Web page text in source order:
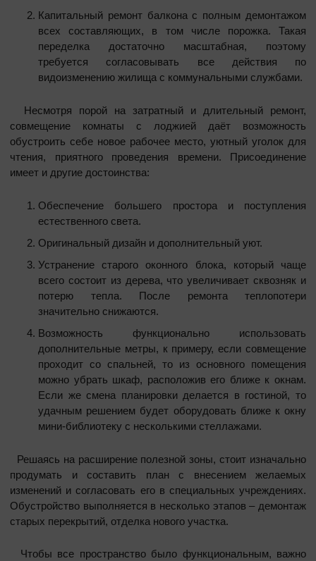
Капитальный ремонт балкона с полным демонтажом
всех составляющих, в том числе порожка. Такая
переделка достаточно масштабная, поэтому
требуется согласовывать все действия по
видоизменению жилища с коммунальными службами.
Несмотря порой на затратный и длительный ремонт,
совмещение комнаты с лоджией даёт возможность
обустроить себе новое рабочее место, уютный уголок для
чтения, приятного проведения времени. Присоединение
имеет и другие достоинства:
Обеспечение большего простора и поступления
естественного света.
Оригинальный дизайн и дополнительный уют.
Устранение старого оконного блока, который чаще
всего состоит из дерева, что увеличивает сквозняк и
потерю тепла. После ремонта теплопотери
значительно снижаются.
Возможность функционально использовать
дополнительные метры, к примеру, если совмещение
проходит со спальней, то из основного помещения
можно убрать шкаф, расположив его ближе к окнам.
Если же смена планировки делается в гостиной, то
удачным решением будет оборудовать ближе к окну
мини-библиотеку с несколькими стеллажами.
Решаясь на расширение полезной зоны, стоит изначально
продумать и составить план с внесением желаемых
изменений и согласовать его в специальных учреждениях.
Обустройство выполняется в несколько этапов – демонтаж
старых перекрытий, отделка нового участка.
Чтобы все пространство было функциональным, важно